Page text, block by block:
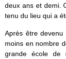
deux ans et demi.
tenu du lieu qui a
Après être devenu
moins en nombre
grande école de